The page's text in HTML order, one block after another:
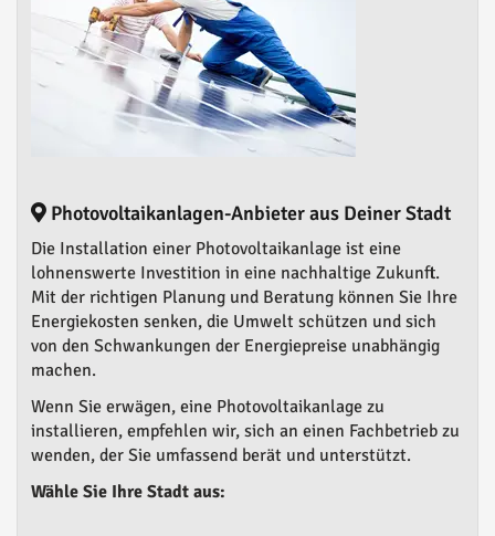
Photovoltaikanlagen-Anbieter aus Deiner Stadt
Die Installation einer Photovoltaikanlage ist eine
lohnenswerte Investition in eine nachhaltige Zukunft.
Mit der richtigen Planung und Beratung können Sie Ihre
Energiekosten senken, die Umwelt schützen und sich
von den Schwankungen der Energiepreise unabhängig
machen.
Wenn Sie erwägen, eine Photovoltaikanlage zu
installieren, empfehlen wir, sich an einen Fachbetrieb zu
wenden, der Sie umfassend berät und unterstützt.
Wähle Sie Ihre Stadt aus: